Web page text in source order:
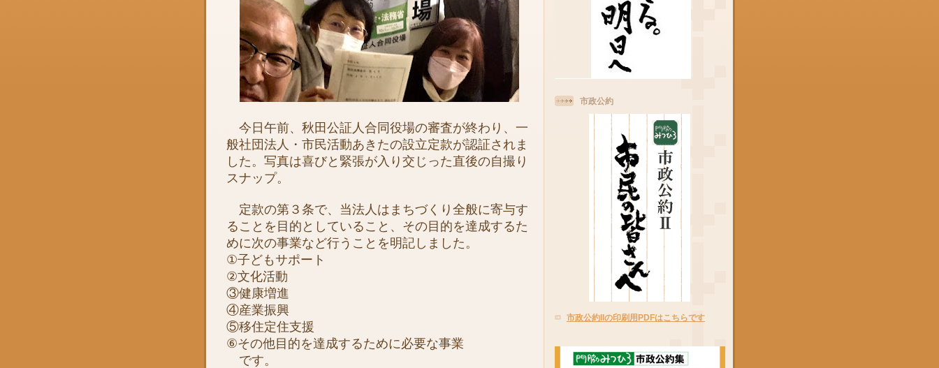
今日午前、秋田公証人合同役場の審査が終わり、一
般社団法人・市民活動あきたの設立定款が認証されま
した。写真は喜びと緊張が入り交じった直後の自撮り
スナップ。
定款の第３条で、当法人はまちづくり全般に寄与す
ることを目的としていること、その目的を達成するた
めに次の事業など行うことを明記しました。
①子どもサポート
②文化活動
③健康増進
④産業振興
⑤移住定住支援
⑥その他目的を達成するために必要な事業
です。
市政公約
市政公約IIの印刷用PDFはこちらです